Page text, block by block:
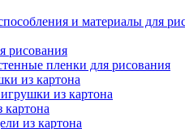
и материалы для
рисования
пленки для рисования
из картона
из картона
из картона